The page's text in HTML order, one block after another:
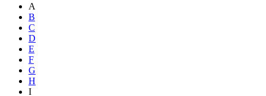
A
B
C
D
E
F
G
H
I